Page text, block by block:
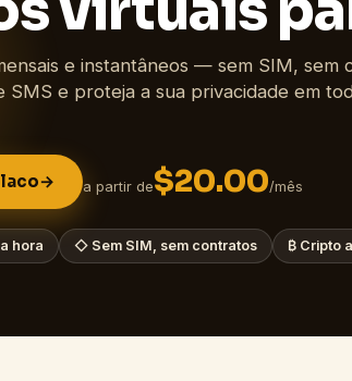
e instantâneos — sem SIM, sem
SMS e proteja a sua privacidade em
→ a partir de$20.00/mês
hora ◇ Sem SIM, sem contratos ₿ Cripto